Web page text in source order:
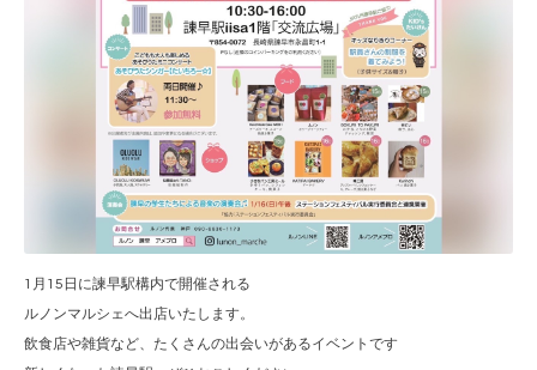
1月15日に諫早駅構内で開催される
ルノンマルシェへ出店いたします。
飲食店や雑貨など、たくさんの出会いがあるイベントです